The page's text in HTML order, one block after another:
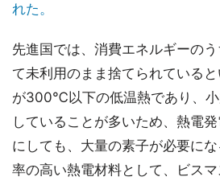
れた。
先進国では、消費エネルギーの
て未利用のまま捨てられている
が300℃以下の低温熱であり、小
していることが多いため、熱電
にしても、大量の素子が必要に
率の高い熱電材料として、ビス